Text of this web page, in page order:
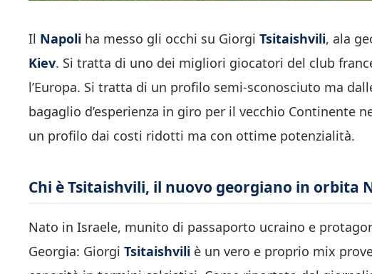
Il Napoli ha messo gli occhi su Giorgi Tsitaishvili, ala
Kiev. Si tratta di uno dei migliori giocatori del club
l’Europa. Si tratta di un profilo semi-sconosciuto ma
bagaglio d’esperienza in giro per il vecchio Continente
un profilo dai costi ridotti ma con ottime potenzialità.
Chi è Tsitaishvili, il nuovo georgiano in orbita
Nato in Israele, munito di passaporto ucraino e
Georgia: Giorgi Tsitaishvili è un vero e proprio mix